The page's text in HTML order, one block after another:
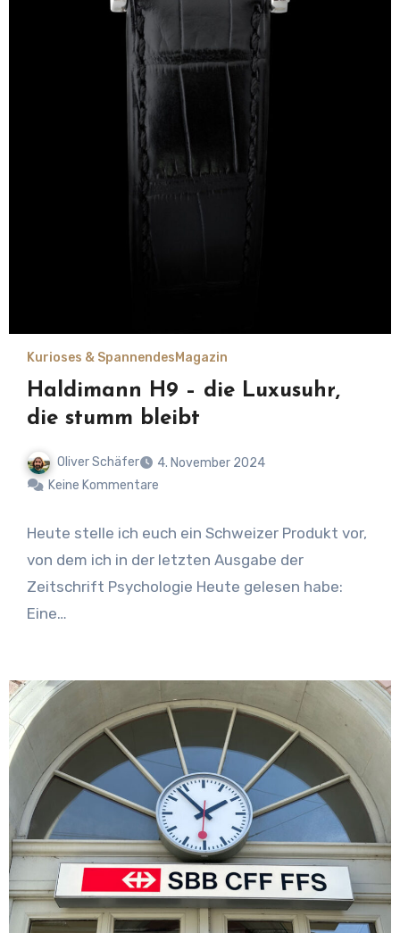
Kurioses & Spannendes Magazin
Haldimann H9 – die Luxusuhr,
die stumm bleibt
Oliver Schäfer
4. November 2024
Keine Kommentare
Heute stelle ich euch ein Schweizer Produkt vor,
von dem ich in der letzten Ausgabe der
Zeitschrift Psychologie Heute gelesen habe:
Eine…